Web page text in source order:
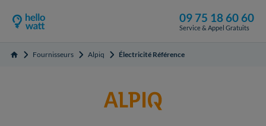
09 75 18 60 60
Service & Appel Gratuits
Accueil Fournisseurs Alpiq Électricité Référence